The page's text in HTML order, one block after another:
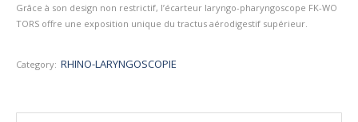
Grâce à son design non restrictif, l’écarteur laryngo-pharyngoscope FK-WO
TORS offre une exposition unique du tractus aérodigestif supérieur.
Category: RHINO-LARYNGOSCOPIE